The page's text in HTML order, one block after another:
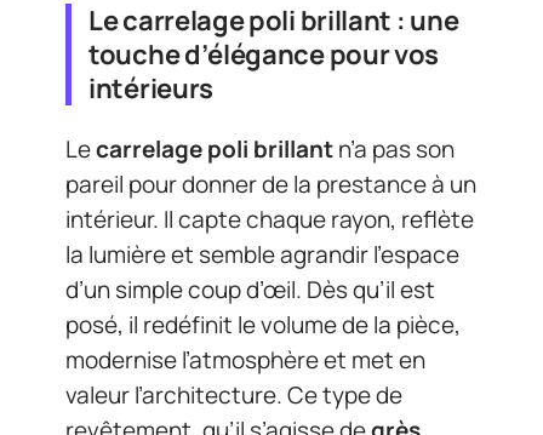
Le carrelage poli brillant : une
touche d’élégance pour vos
intérieurs
Lecarrelage poli brillantn’a pas son
pareil pour donner de la prestance à un
intérieur. Il capte chaque rayon, reflète
la lumière et semble agrandir l’espace
d’un simple coup d’œil. Dès qu’il est
posé, il redéfinit le volume de la pièce,
modernise l’atmosphère et met en
valeur l’architecture. Ce type de